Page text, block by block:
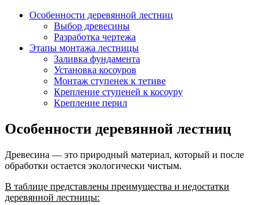
Особенности деревянной лестниц
Выбор древесины
Разработка чертежа
Этапы монтажа лестницы
Заливка фундамента
Установка косоуров
Монтаж ступенек к тетиве
Крепление ступеней к косоуру
Крепление перил
Особенности деревянной лестниц
Древесина — это природный материал, который и после
обработки остается экологически чистым.
В таблице представлены преимущества и недостатки
деревянной лестницы: